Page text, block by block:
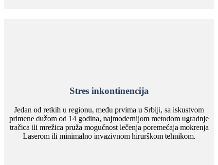
Stres inkontinencija
Jedan od retkih u regionu, među prvima u Srbiji, sa iskustvom
primene dužom od 14 godina, najmodernijom metodom ugradnje
tračica ili mrežica pruža mogućnost lečenja poremećaja mokrenja
Laserom ili minimalno invazivnom hirurškom tehnikom.